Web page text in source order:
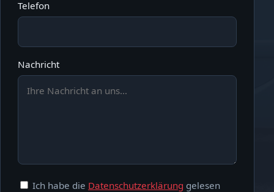
Telefon
Nachricht
Ich habe die Datenschutzerklärung gelesen